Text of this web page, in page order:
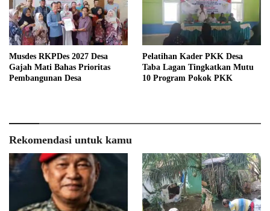
Musdes RKPDes 2027 Desa
Gajah Mati Bahas Prioritas
Pembangunan Desa
Pelatihan Kader PKK Desa
Taba Lagan Tingkatkan Mutu
10 Program Pokok PKK
Rekomendasi untuk kamu